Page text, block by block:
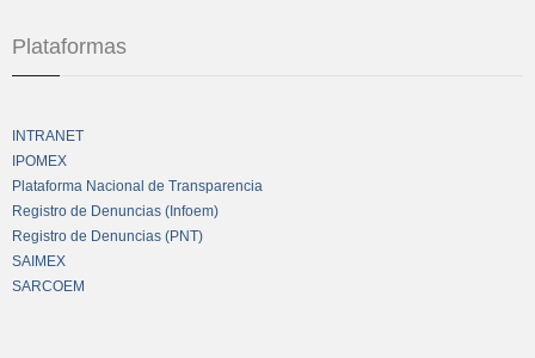
Plataformas
INTRANET
IPOMEX
Plataforma Nacional de Transparencia
Registro de Denuncias (Infoem)
Registro de Denuncias (PNT)
SAIMEX
SARCOEM